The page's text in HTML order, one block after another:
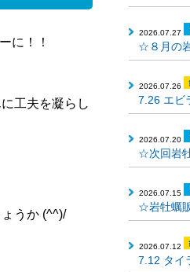
に！！
工夫を凝らし
うか (^^)/
2026.07.27
☆８月の
2026.07.26
7.26 エビ
2026.07.20
☆次回岩
2026.07.15
☆岩牡蠣
2026.07.12
7.12 タイ